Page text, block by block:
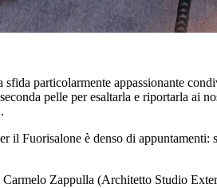
particolarmente appassionante
pelle per esaltarla e riportarla ai
il Fuorisalone è denso di appuntamenti:
Zappulla (Architetto Studio